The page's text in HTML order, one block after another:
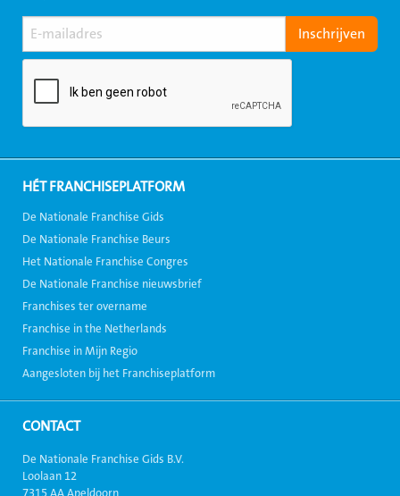
HÉT FRANCHISEPLATFORM
De Nationale Franchise Gids
De Nationale Franchise Beurs
Het Nationale Franchise Congres
De Nationale Franchise nieuwsbrief
Franchises ter overname
Franchise in the Netherlands
Franchise in Mijn Regio
Aangesloten bij het Franchiseplatform
CONTACT
De Nationale Franchise Gids B.V.
Loolaan 12
7315 AA Apeldoorn